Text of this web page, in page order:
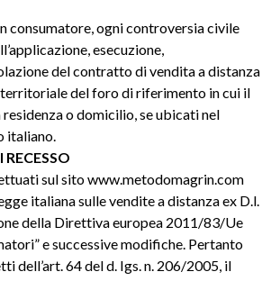
consumatore, ogni controversia civile
esecuzione,
del contratto di vendita a distanza
del foro di riferimento in cui il
o domicilio, se ubicati nel
italiano.
sul sitowww.metodomagrin.com
italiana sulle vendite a distanza ex D.l.
della Direttiva europea 2011/83/Ue
e successive modifiche. Pertanto
dell’art. 64 del d. Igs. n. 206/2005, il